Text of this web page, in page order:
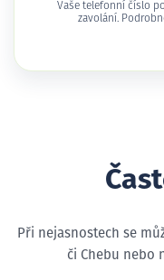
Vaše telefonní číslo
zavolání.
Při nejasnostech se
či Chebu nebo